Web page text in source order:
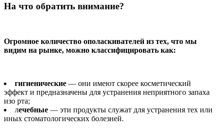
На что обратить внимание?
Огромное количество ополаскивателей из тех, что мы
видим на рынке, можно классифицировать как:
гигиенические — они имеют скорее косметический
эффект и предназначены для устранения неприятного запаха
изо рта;
лечебные — эти продукты служат для устранения тех или
иных стоматологических болезней.